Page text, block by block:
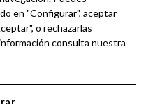
BUSCAR
y presiona
en "Configurar", aceptar
o rechazarlas
consulta nuestra